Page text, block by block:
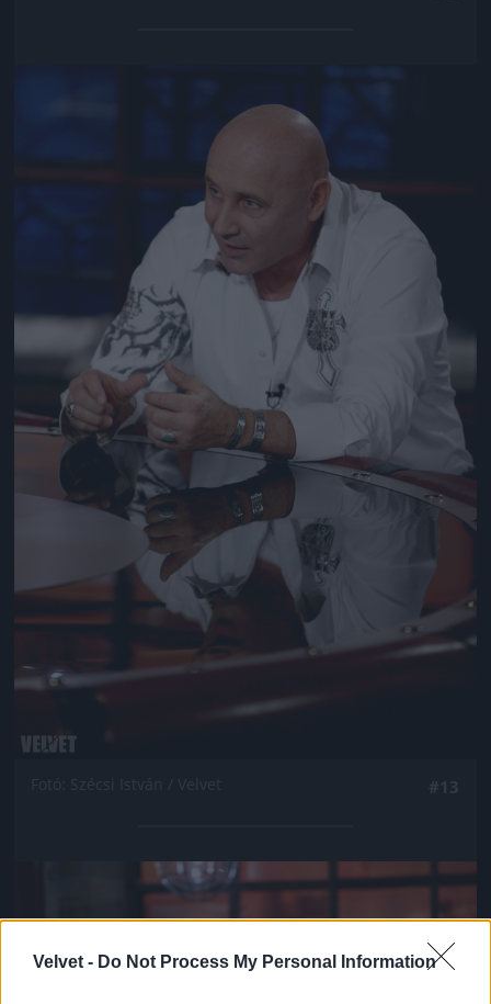
Velvet - Do Not Process My Personal Information
Jön még kép!
Jön még kép!